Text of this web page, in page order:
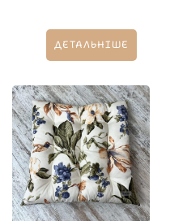
ДЕТАЛЬНІШЕ